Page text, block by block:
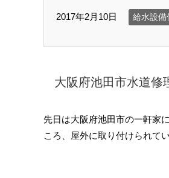
2017年2月10日 給水設備
大阪府池田市水道修
先日は大阪府池田市の一軒家
ころ、屋外に取り付けられて